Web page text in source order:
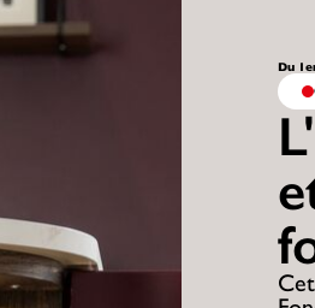
Du